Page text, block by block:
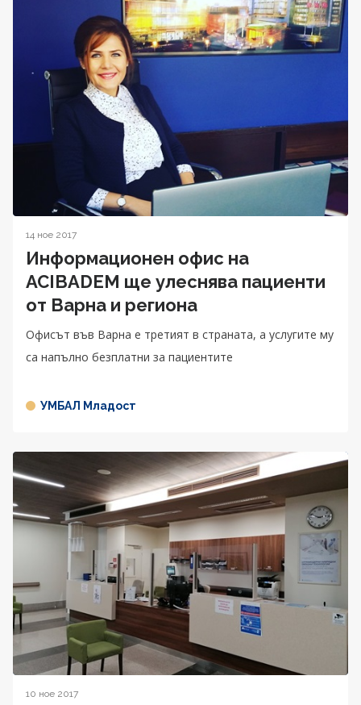
14 ное 2017
Информационен офис на
ACIBADEM ще улеснява пациенти
от Варна и региона
Офисът във Варна е третият в страната, а услугите му
са напълно безплатни за пациентите
УМБАЛ Младост
10 ное 2017